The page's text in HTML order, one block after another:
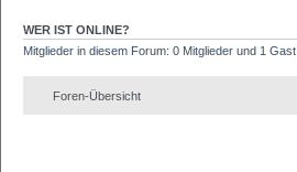
WER IST ONLINE?
Mitglieder in diesem Forum: 0 Mitglieder und 1 Gast
Foren-Übersicht